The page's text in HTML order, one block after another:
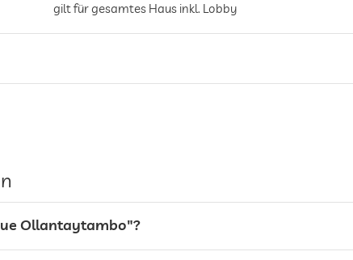
gilt für gesamtes Haus inkl. Lobby
Ollantaytambo"?